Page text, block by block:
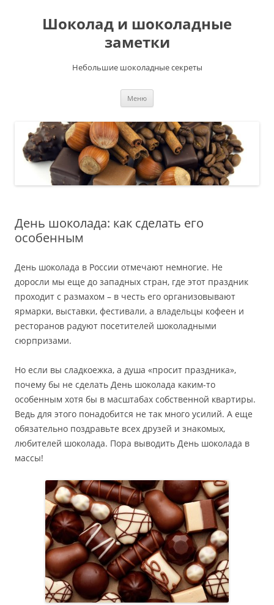
Шоколад и шоколадные
заметки
Небольшие шоколадные секреты
Меню
День шоколада: как сделать его
особенным
День шоколада в России отмечают немногие. Не
доросли мы еще до западных стран, где этот праздник
проходит с размахом – в честь его организовывают
ярмарки, выставки, фестивали, а владельцы кофеен и
ресторанов радуют посетителей шоколадными
сюрпризами.
Но если вы сладкоежка, а душа «просит праздника»,
почему бы не сделать День шоколада каким-то
особенным хотя бы в масштабах собственной квартиры.
Ведь для этого понадобится не так много усилий. А еще
обязательно поздравьте всех друзей и знакомых,
любителей шоколада. Пора выводить День шоколада в
массы!